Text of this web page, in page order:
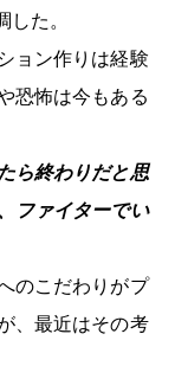
した。
ョン作りは経験
恐怖は今もある
ら終わりだと思
ファイターでい
のこだわりがプ
、最近はその考